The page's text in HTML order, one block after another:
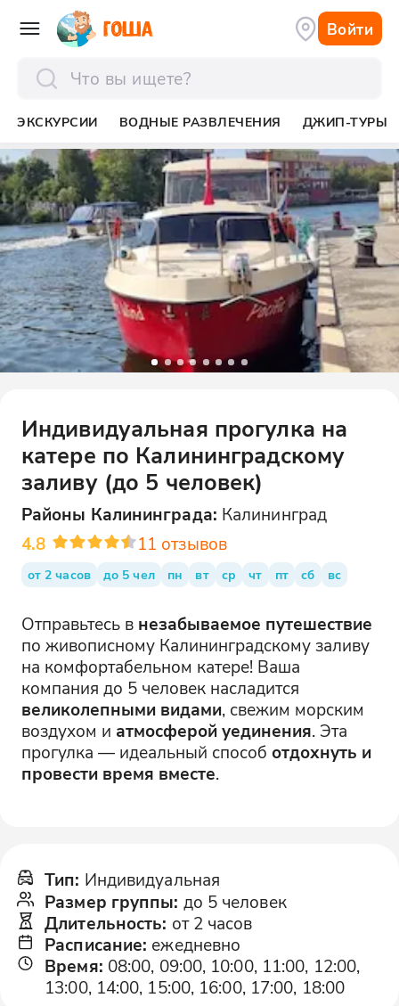
Войти
ЭКСКУРСИИ ВОДНЫЕ РАЗВЛЕЧЕНИЯ ДЖИП-ТУРЫ
Индивидуальная прогулка на
катере по Калининградскому
заливу (до 5 человек)
Районы Калининграда: Калининград
4.8
11 отзывов
от 2 часов до 5 чел пн вт ср чт пт сб вс
Отправьтесь в незабываемое путешествие
по живописному Калининградскому заливу
на комфортабельном катере! Ваша
компания до 5 человек насладится
великолепными видами, свежим морским
воздухом и атмосферой уединения. Эта
прогулка — идеальный способ отдохнуть и
провести время вместе.
Тип: Индивидуальная
Размер группы: до 5 человек
Длительность: от 2 часов
Расписание: ежедневно
Время: 08:00, 09:00, 10:00, 11:00, 12:00,
13:00, 14:00, 15:00, 16:00, 17:00, 18:00